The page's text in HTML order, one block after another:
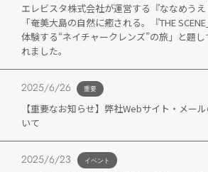
エレビスタ株式会社が運営する『ななめうえ
「奄美大島の自然に癒される。『THE
体験する“ネイチャークレンズ”の旅」と題
れました。
2025/6/26 重要
【重要なお知らせ】弊社Webサイト・メー
いて
2025/6/23 イベント